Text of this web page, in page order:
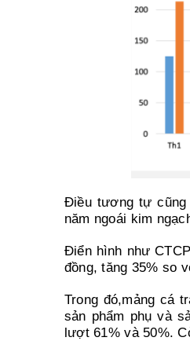
Điều tương tự
năm ngoái kim
Điển hình như
đồng, tăng 35% so
Trong đó,mảng cá
sản phẩm phụ và
lượt 61% và 50%.